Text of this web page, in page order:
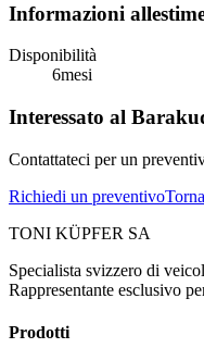
Informazioni
Disponibilità
6mesi
Interessato al
Contattateci per un
Richiedi un preventivo
TONI KÜPFER SA
Specialista svizzero di
Rappresentante esclusivo
Prodotti